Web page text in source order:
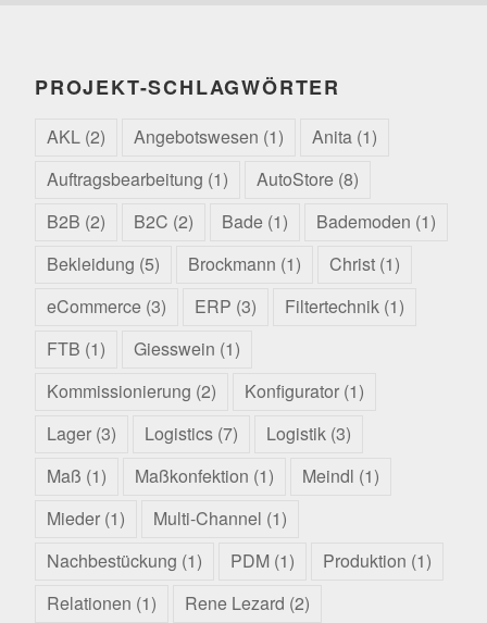
PROJEKT-SCHLAGWÖRTER
AKL (2) Angebotswesen (1) Anita (1)
Auftragsbearbeitung (1) AutoStore (8)
B2B (2) B2C (2) Bade (1) Bademoden (1)
Bekleidung (5) Brockmann (1) Christ (1)
eCommerce (3) ERP (3) Filtertechnik (1)
FTB (1) Giesswein (1)
Kommissionierung (2) Konfigurator (1)
Lager (3) Logistics (7) Logistik (3)
Maß (1) Maßkonfektion (1) Meindl (1)
Mieder (1) Multi-Channel (1)
Nachbestückung (1) PDM (1) Produktion (1)
Relationen (1) Rene Lezard (2)